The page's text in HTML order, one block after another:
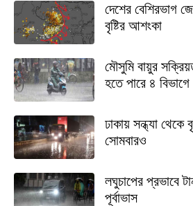
দেশের বেশিরভাগ
বৃষ্টির আশংকা
মৌসুমি বায়ুর
হতে পারে ৪ বিভাগে
ঢাকায় সন্ধ্যা থেকে
সোমবারও
লঘুচাপের প্রভাবে
পূর্বাভাস